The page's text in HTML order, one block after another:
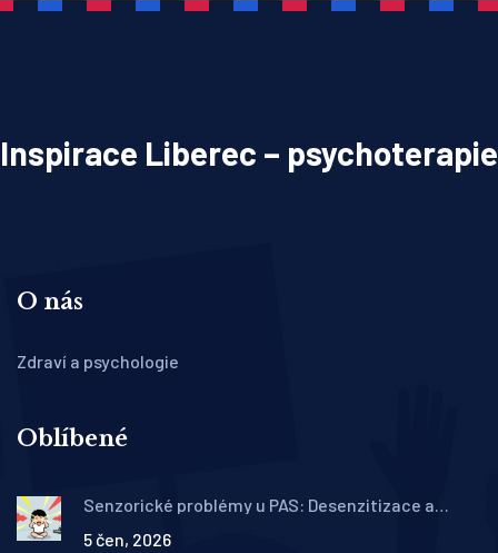
Inspirace Liberec – psychoterapie
O nás
Zdraví a psychologie
Oblíbené
Senzorické problémy u PAS: Desenzitizace a
5 čen, 2026